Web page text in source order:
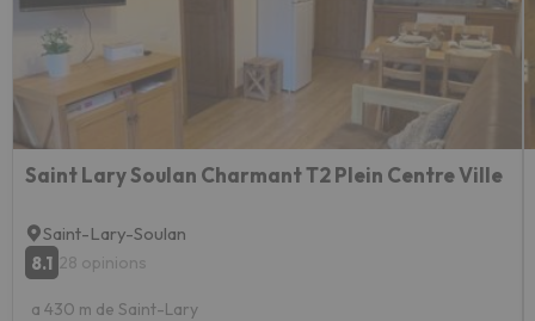
Saint Lary Soulan Charmant T2 Plein Centre Ville
Saint-Lary-Soulan
8.1 28 opinions
a 430 m de Saint-Lary